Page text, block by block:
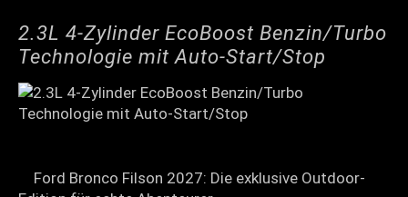
2.3L 4-Zylinder EcoBoost Benzin/Turbo
Technologie mit Auto-Start/Stop
Ford Bronco Filson 2027: Die exklusive Outdoor-